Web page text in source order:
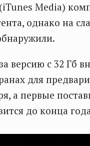
Media)
однако на
версию с 32 Гб
для
а первые
до конца